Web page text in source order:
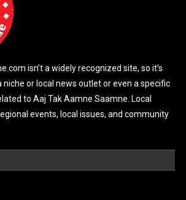
isn’t a widely recognized site, so it’s
niche or local news outlet or even a specific
to Aaj Tak Aamne Saamne. Local
events, local issues, and community